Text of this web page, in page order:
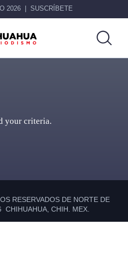
2026 SUSCRÍBETE
your criteria.
RESERVADOS DE NORTE DE
CHIH. MEX.